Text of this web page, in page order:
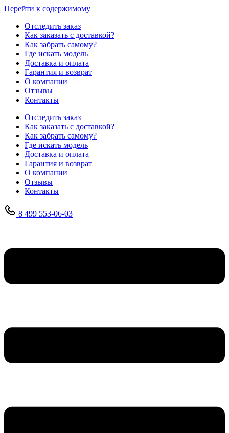
Перейти к содержимому
Отследить заказ
Как заказать с доставкой?
Как забрать самому?
Где искать модель
Доставка и оплата
Гарантия и возврат
О компании
Отзывы
Контакты
Отследить заказ
Как заказать с доставкой?
Как забрать самому?
Где искать модель
Доставка и оплата
Гарантия и возврат
О компании
Отзывы
Контакты
8 499 553-06-03